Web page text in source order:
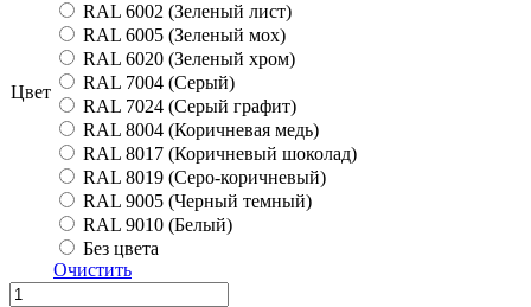
Цвет
RAL 6002 (Зеленый лист)
RAL 6005 (Зеленый мох)
RAL 6020 (Зеленый хром)
RAL 7004 (Серый)
RAL 7024 (Серый графит)
RAL 8004 (Коричневая медь)
RAL 8017 (Коричневый шоколад)
RAL 8019 (Серо-коричневый)
RAL 9005 (Черный темный)
RAL 9010 (Белый)
Без цвета
Очистить
Количество